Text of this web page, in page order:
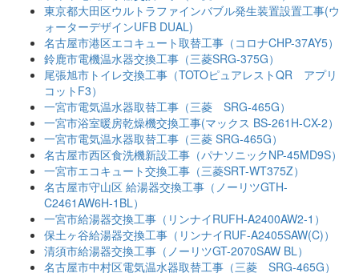
東京都大田区ウルトラファインバブル発生装置設置工事(ウ
ォーターデザインUFB DUAL)
名古屋市港区エコキュート取替工事（コロナCHP-37AY5）
鈴鹿市電機温水器交換工事（三菱SRG-375G）
尾張旭市トイレ交換工事（TOTOピュアレストQR アプリ
コットF3）
一宮市電気温水器取替工事（三菱 SRG-465G）
一宮市浴室暖房乾燥機交換工事(マックス BS-261H-CX-2）
一宮市電気温水器取替工事（三菱 SRG-465G）
名古屋市西区食洗機新設工事（パナソニックNP-45MD9S）
一宮市エコキュート交換工事（三菱SRT-WT375Z）
名古屋市守山区 給湯器交換工事（ノーリツGTH-
C2461AW6H-1BL）
一宮市給湯器交換工事（リンナイRUFH-A2400AW2-1）
保土ヶ谷給湯器交換工事（リンナイRUF-A2405SAW(C)）
清須市給湯器交換工事（ノーリツGT-2070SAW BL）
名古屋市中村区電気温水器取替工事（三菱 SRG-465G）